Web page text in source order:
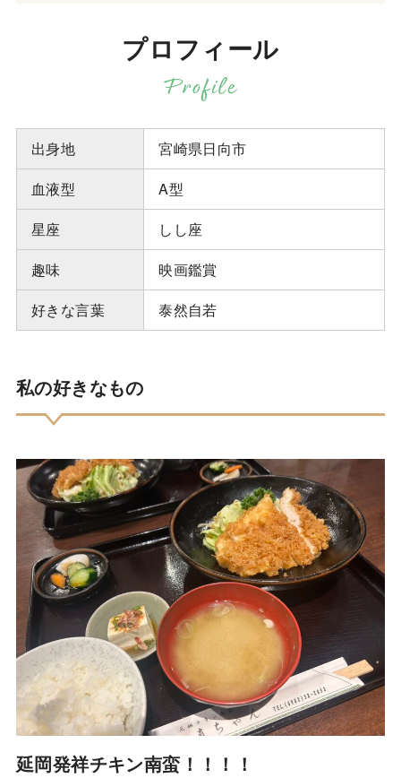
プロフィール
Profile
出身地
宮崎県日向市
血液型
A型
星座
しし座
趣味
映画鑑賞
好きな言葉
泰然自若
私の好きなもの
延岡発祥チキン南蛮！！！！